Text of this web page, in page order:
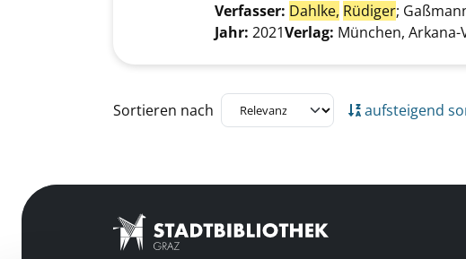
Verfasser: Dahlke, Rüdiger;
Jahr: 2021Verlag: München, Arkana-
Zu den Suchfiltern springen
Sortieren nach aufsteigend